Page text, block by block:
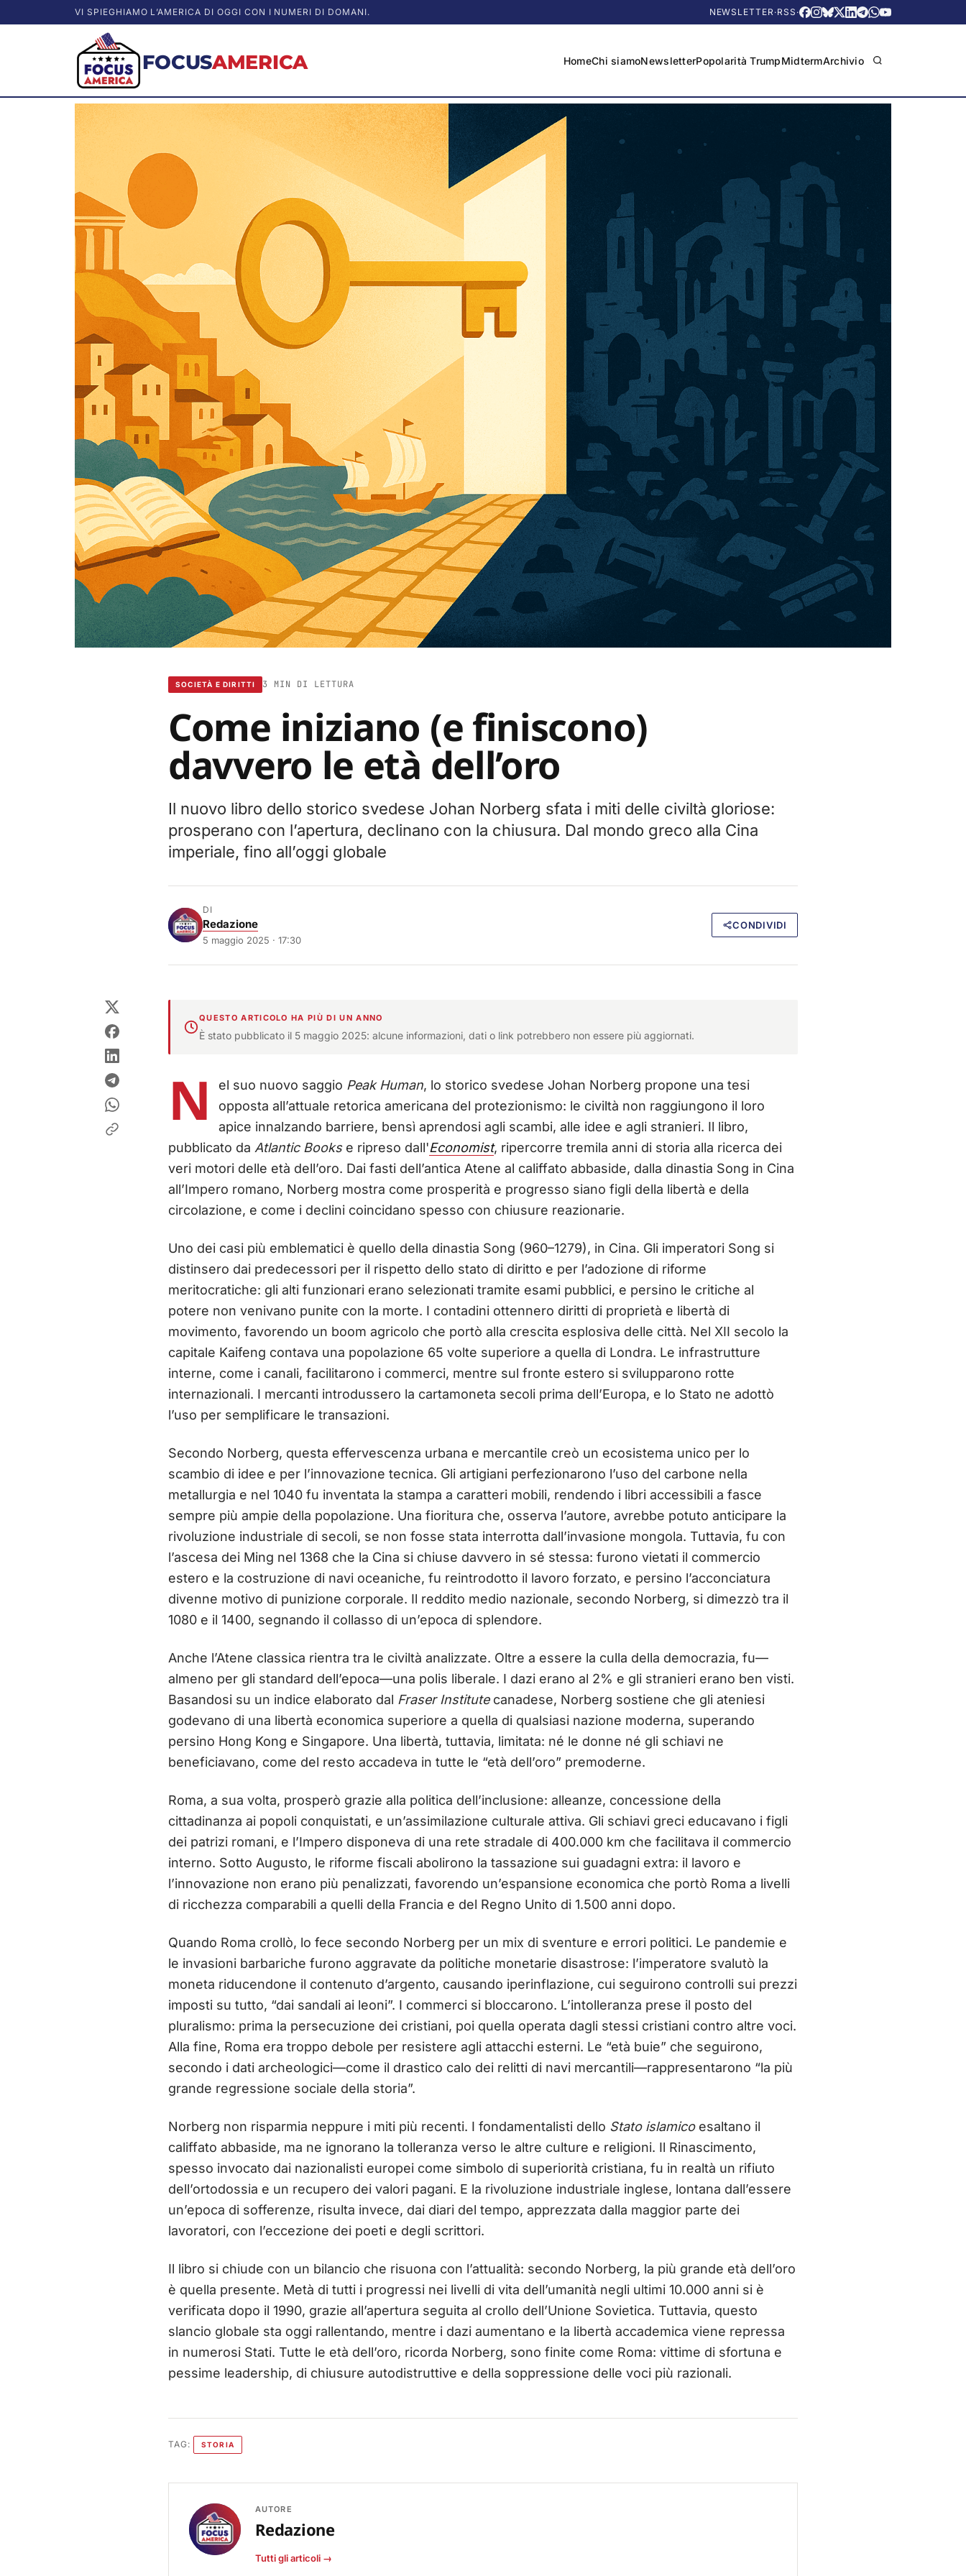
VI SPIEGHIAMO L’AMERICA DI OGGI CON I NUMERI DI DOMANI. NEWSLETTER·RSS ·
FOCUSAMERICA HomeChi siamoNewsletterPopolarità TrumpMidtermArchivio
SOCIETÀ E DIRITTI 3 MIN DI LETTURA
Come iniziano (e finiscono)
davvero le età dell’oro
Il nuovo libro dello storico svedese Johan Norberg sfata i miti delle civiltà gloriose:
prosperano con l’apertura, declinano con la chiusura. Dal mondo greco alla Cina
imperiale, fino all’oggi globale
DI
Redazione
5 maggio 2025 · 17:30
CONDIVIDI
QUESTO ARTICOLO HA PIÙ DI UN ANNO
È stato pubblicato il 5 maggio 2025: alcune informazioni, dati o link potrebbero non essere più aggiornati.
N el suo nuovo saggio Peak Human, lo storico svedese Johan Norberg propone una tesi
opposta all’attuale retorica americana del protezionismo: le civiltà non raggiungono il loro
apice innalzando barriere, bensì aprendosi agli scambi, alle idee e agli stranieri. Il libro,
pubblicato da Atlantic Books e ripreso dall'Economist, ripercorre tremila anni di storia alla ricerca dei
veri motori delle età dell’oro. Dai fasti dell’antica Atene al califfato abbaside, dalla dinastia Song in Cina
all’Impero romano, Norberg mostra come prosperità e progresso siano figli della libertà e della
circolazione, e come i declini coincidano spesso con chiusure reazionarie.
Uno dei casi più emblematici è quello della dinastia Song (960–1279), in Cina. Gli imperatori Song si
distinsero dai predecessori per il rispetto dello stato di diritto e per l’adozione di riforme
meritocratiche: gli alti funzionari erano selezionati tramite esami pubblici, e persino le critiche al
potere non venivano punite con la morte. I contadini ottennero diritti di proprietà e libertà di
movimento, favorendo un boom agricolo che portò alla crescita esplosiva delle città. Nel XII secolo la
capitale Kaifeng contava una popolazione 65 volte superiore a quella di Londra. Le infrastrutture
interne, come i canali, facilitarono i commerci, mentre sul fronte estero si svilupparono rotte
internazionali. I mercanti introdussero la cartamoneta secoli prima dell’Europa, e lo Stato ne adottò
l’uso per semplificare le transazioni.
Secondo Norberg, questa effervescenza urbana e mercantile creò un ecosistema unico per lo
scambio di idee e per l’innovazione tecnica. Gli artigiani perfezionarono l’uso del carbone nella
metallurgia e nel 1040 fu inventata la stampa a caratteri mobili, rendendo i libri accessibili a fasce
sempre più ampie della popolazione. Una fioritura che, osserva l’autore, avrebbe potuto anticipare la
rivoluzione industriale di secoli, se non fosse stata interrotta dall’invasione mongola. Tuttavia, fu con
l’ascesa dei Ming nel 1368 che la Cina si chiuse davvero in sé stessa: furono vietati il commercio
estero e la costruzione di navi oceaniche, fu reintrodotto il lavoro forzato, e persino l’acconciatura
divenne motivo di punizione corporale. Il reddito medio nazionale, secondo Norberg, si dimezzò tra il
1080 e il 1400, segnando il collasso di un’epoca di splendore.
Anche l’Atene classica rientra tra le civiltà analizzate. Oltre a essere la culla della democrazia, fu—
almeno per gli standard dell’epoca—una polis liberale. I dazi erano al 2% e gli stranieri erano ben visti.
Basandosi su un indice elaborato dal Fraser Institutecanadese, Norberg sostiene che gli ateniesi
godevano di una libertà economica superiore a quella di qualsiasi nazione moderna, superando
persino Hong Kong e Singapore. Una libertà, tuttavia, limitata: né le donne né gli schiavi ne
beneficiavano, come del resto accadeva in tutte le “età dell’oro” premoderne.
Roma, a sua volta, prosperò grazie alla politica dell’inclusione: alleanze, concessione della
cittadinanza ai popoli conquistati, e un’assimilazione culturale attiva. Gli schiavi greci educavano i figli
dei patrizi romani, e l’Impero disponeva di una rete stradale di 400.000 km che facilitava il commercio
interno. Sotto Augusto, le riforme fiscali abolirono la tassazione sui guadagni extra: il lavoro e
l’innovazione non erano più penalizzati, favorendo un’espansione economica che portò Roma a livelli
di ricchezza comparabili a quelli della Francia e del Regno Unito di 1.500 anni dopo.
Quando Roma crollò, lo fece secondo Norberg per un mix di sventure e errori politici. Le pandemie e
le invasioni barbariche furono aggravate da politiche monetarie disastrose: l’imperatore svalutò la
moneta riducendone il contenuto d’argento, causando iperinflazione, cui seguirono controlli sui prezzi
imposti su tutto, “dai sandali ai leoni”. I commerci si bloccarono. L’intolleranza prese il posto del
pluralismo: prima la persecuzione dei cristiani, poi quella operata dagli stessi cristiani contro altre voci.
Alla fine, Roma era troppo debole per resistere agli attacchi esterni. Le “età buie” che seguirono,
secondo i dati archeologici—come il drastico calo dei relitti di navi mercantili—rappresentarono “la più
grande regressione sociale della storia”.
Norberg non risparmia neppure i miti più recenti. I fondamentalisti dello Stato islamicoesaltano il
califfato abbaside, ma ne ignorano la tolleranza verso le altre culture e religioni. Il Rinascimento,
spesso invocato dai nazionalisti europei come simbolo di superiorità cristiana, fu in realtà un rifiuto
dell’ortodossia e un recupero dei valori pagani. E la rivoluzione industriale inglese, lontana dall’essere
un’epoca di sofferenze, risulta invece, dai diari del tempo, apprezzata dalla maggior parte dei
lavoratori, con l’eccezione dei poeti e degli scrittori.
Il libro si chiude con un bilancio che risuona con l’attualità: secondo Norberg, la più grande età dell’oro
è quella presente. Metà di tutti i progressi nei livelli di vita dell’umanità negli ultimi 10.000 anni si è
verificata dopo il 1990, grazie all’apertura seguita al crollo dell’Unione Sovietica. Tuttavia, questo
slancio globale sta oggi rallentando, mentre i dazi aumentano e la libertà accademica viene repressa
in numerosi Stati. Tutte le età dell’oro, ricorda Norberg, sono finite come Roma: vittime di sfortuna e
pessime leadership, di chiusure autodistruttive e della soppressione delle voci più razionali.
TAG: STORIA
AUTORE
Redazione
Tutti gli articoli →